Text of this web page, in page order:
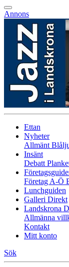
Annons
Ettan
Nyheter
Allmänt
Insänt
Debatt
Företag A-Ö
Lunchguiden
Galleri Direkt
Landskrona
Allmänna
Kontakt
Mitt konto
Sök